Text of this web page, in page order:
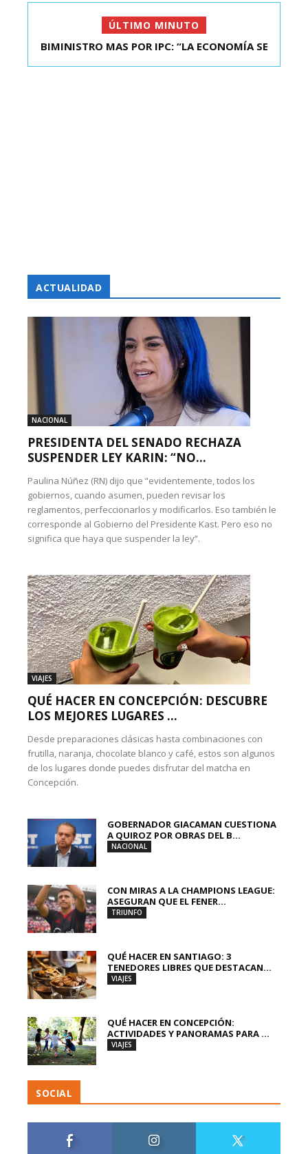
ÚLTIMO MINUTO
BIMINISTRO MAS POR IPC: “LA ECONOMÍA SE
ACTUALIDAD
NACIONAL
PRESIDENTA DEL SENADO RECHAZA
SUSPENDER LEY KARIN: “NO...
Paulina Núñez (RN) dijo que “evidentemente, todos los
gobiernos, cuando asumen, pueden revisar los
reglamentos, perfeccionarlos y modificarlos. Eso también le
corresponde al Gobierno del Presidente Kast. Pero eso no
significa que haya que suspender la ley”.
VIAJES
QUÉ HACER EN CONCEPCIÓN: DESCUBRE
LOS MEJORES LUGARES ...
Desde preparaciones clásicas hasta combinaciones con
frutilla, naranja, chocolate blanco y café, estos son algunos
de los lugares donde puedes disfrutar del matcha en
Concepción.
GOBERNADOR GIACAMAN CUESTIONA
A QUIROZ POR OBRAS DEL B...
NACIONAL
CON MIRAS A LA CHAMPIONS LEAGUE:
ASEGURAN QUE EL FENER...
TRIUNFO
QUÉ HACER EN SANTIAGO: 3
TENEDORES LIBRES QUE DESTACAN...
VIAJES
QUÉ HACER EN CONCEPCIÓN:
ACTIVIDADES Y PANORAMAS PARA ...
VIAJES
SOCIAL